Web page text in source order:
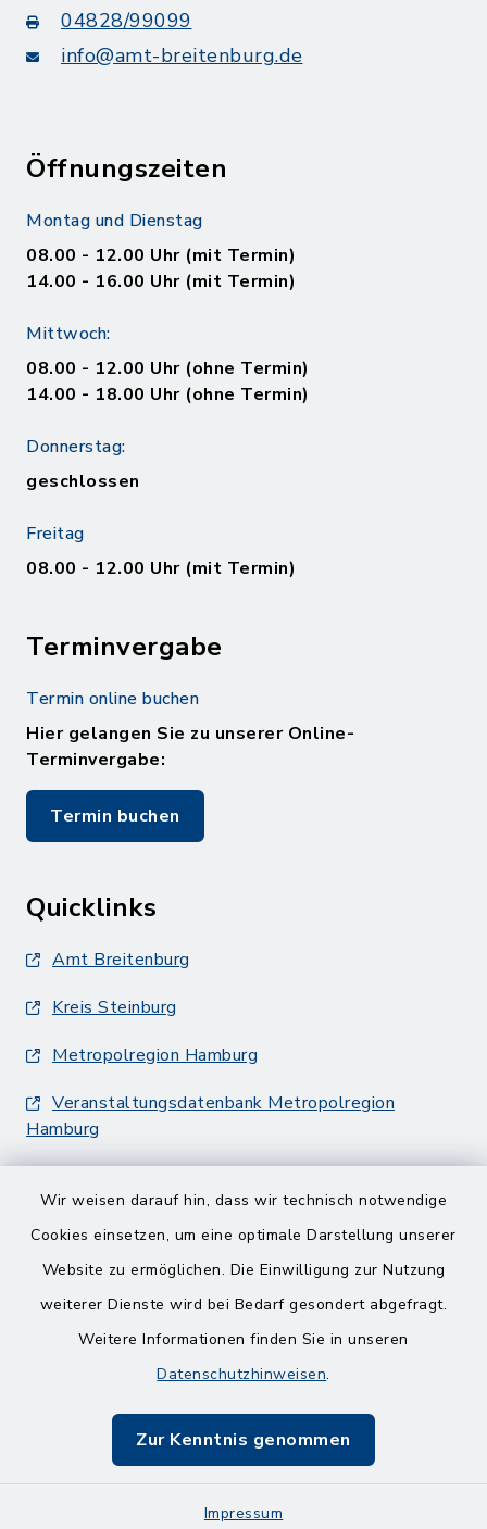
Wir weisen darauf hin, dass wir technisch notwendige
Cookies einsetzen, um eine optimale Darstellung unserer
Website zu ermöglichen. Die Einwilligung zur Nutzung
weiterer Dienste wird bei Bedarf gesondert abgefragt.
Weitere Informationen finden Sie in unseren
Datenschutzhinweisen.
Zur Kenntnis genommen
Impressum
04828/99099
info@amt-breitenburg.de
Öffnungszeiten
Montag und Dienstag
08.00 - 12.00 Uhr (mit Termin)
14.00 - 16.00 Uhr (mit Termin)
Mittwoch:
08.00 - 12.00 Uhr (ohne Termin)
14.00 - 18.00 Uhr (ohne Termin)
Donnerstag:
geschlossen
Freitag
08.00 - 12.00 Uhr (mit Termin)
Terminvergabe
Termin online buchen
Hier gelangen Sie zu unserer Online-
Terminvergabe:
Termin buchen
Quicklinks
Amt Breitenburg
Kreis Steinburg
Metropolregion Hamburg
Veranstaltungsdatenbank Metropolregion
Hamburg
Barrierefreiheit
Impressum
Sitemap